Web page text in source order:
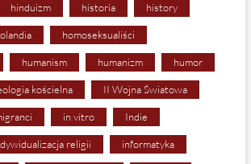
hinduizm historia history
homoseksualiści
humanism humanizm humor
kościelna II Wojna Światowa
in vitro Indie
religii informatyka